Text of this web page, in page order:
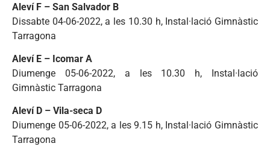
Aleví F – San Salvador B
Dissabte 04-06-2022, a les 10.30 h, Instal·lació Gimnàstic
Tarragona
Aleví E – Icomar A
Diumenge 05-06-2022, a les 10.30 h, Instal·lació
Gimnàstic Tarragona
Aleví D – Vila-seca D
Diumenge 05-06-2022, a les 9.15 h, Instal·lació Gimnàstic
Tarragona